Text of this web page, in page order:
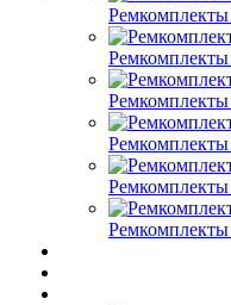
Ремкомплекты
Ремкомплекты
Ремкомплекты
Ремкомплекты